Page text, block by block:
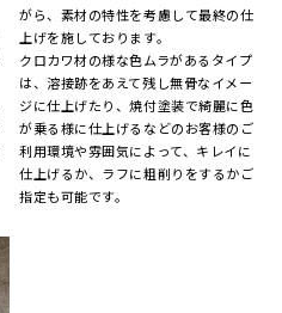
がら、素材の特性を考慮して最終の仕
上げを施しております。
クロカワ材の様な色ムラがあるタイプ
は、溶接跡をあえて残し無骨なイメー
ジに仕上げたり、焼付塗装で綺麗に色
が乗る様に仕上げるなどのお客様のご
利用環境や雰囲気によって、キレイに
仕上げるか、ラフに粗削りをするかご
指定も可能です。